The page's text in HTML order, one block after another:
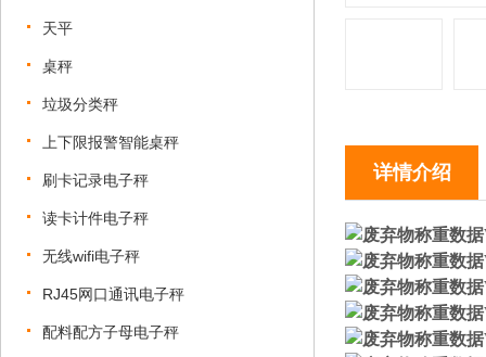
天平
桌秤
垃圾分类秤
上下限报警智能桌秤
刷卡记录电子秤
读卡计件电子秤
无线wifi电子秤
RJ45网口通讯电子秤
配料配方子母电子秤
详情介绍